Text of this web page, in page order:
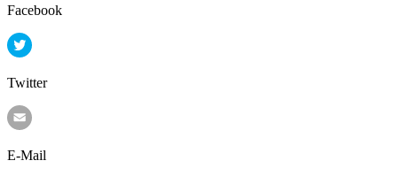
Facebook
Twitter
E-Mail